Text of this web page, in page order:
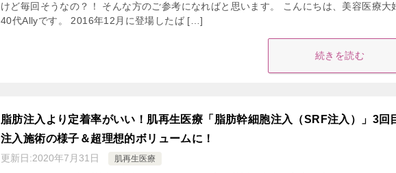
けど毎回そうなの？！ そんな方のご参考になればと思います。 こんにちは、美容医療大
40代Allyです。 2016年12月に登場したば […]
続きを読む
脂肪注入より定着率がいい！肌再生医療「脂肪幹細胞注入（SRF注入）」3回
注入施術の様子＆超理想的ボリュームに！
更新日:2020年7月31日 肌再生医療